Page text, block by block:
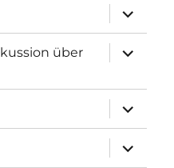
anzeigen
über
anzeigen
anzeigen
anzeigen